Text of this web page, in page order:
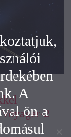
2
A
ön a